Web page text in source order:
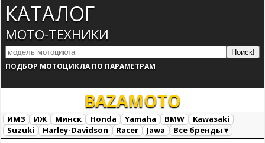
КАТАЛОГ
МОТО-ТЕХНИКИ
ПОДБОР МОТОЦИКЛА ПО ПАРАМЕТРАМ
BAZAMOTO
ИМЗ ИЖ Минск Honda Yamaha BMW
Kawasaki
Suzuki
Harley-Davidson Racer Jawa
Все бренды ▾